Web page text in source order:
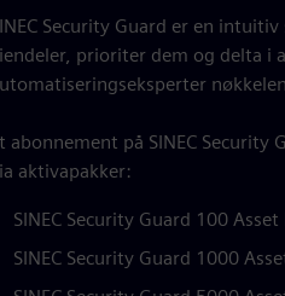
Security Guard er en
prioriter dem og delta i
abonnement på SINEC
aktivapakker:
SINEC Security Guard 100 Asset
SINEC Security Guard 1000